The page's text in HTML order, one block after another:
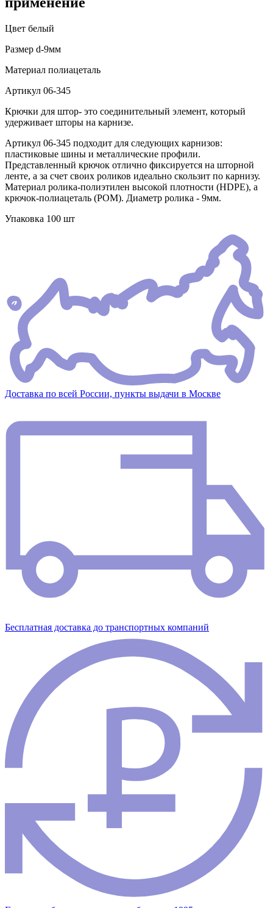
Цвет белый
Размер d-9мм
Материал полиацеталь
Артикул 06-345
Крючки для штор- это соединительный элемент, который
удерживает шторы на карнизе.
Артикул 06-345 подходит для следующих карнизов:
пластиковые шины и металлические профили.
Представленный крючок отлично фиксируется на шторной
ленте, а за счет своих роликов идеально скользит по карнизу.
Материал ролика-полиэтилен высокой плотности (HDPE), а
крючок-полиацеталь (POM). Диаметр ролика - 9мм.
Упаковка 100 шт
Доставка по всей России, пункты выдачи в Москве
Бесплатная доставка до транспортных компаний